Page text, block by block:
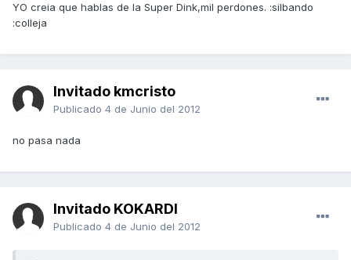
YO creia que hablas de la Super Dink,mil perdones. :silbando
:colleja
Invitado kmcristo
Publicado 4 de Junio del 2012
no pasa nada
Invitado KOKARDI
Publicado 4 de Junio del 2012